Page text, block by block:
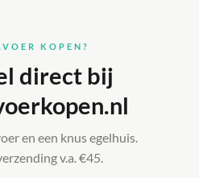
KOPEN?
direct bij
en een knus egelhuis.
v.a. €45.